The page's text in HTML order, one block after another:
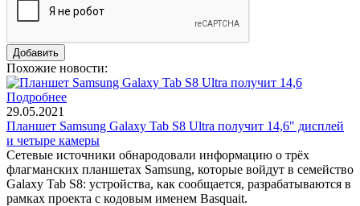
Похожие новости:
Подробнее
29.05.2021
Планшет Samsung Galaxy Tab S8 Ultra получит 14,6" дисплей
и четыре камеры
Сетевые источники обнародовали информацию о трёх
флагманских планшетах Samsung, которые войдут в семейство
Galaxy Tab S8: устройства, как сообщается, разрабатываются в
рамках проекта с кодовым именем Basquait.